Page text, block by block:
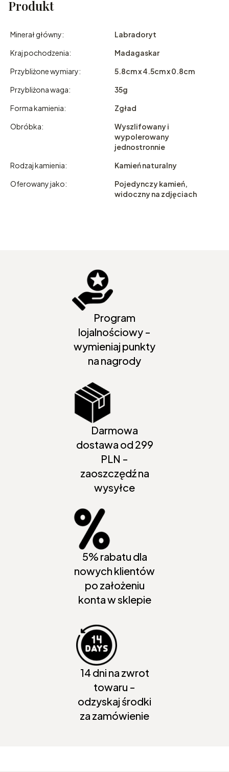
Produkt
Minerał główny:
Labradoryt
Kraj pochodzenia:
Madagaskar
Przybliżone wymiary:
5.8cm x 4.5cm x 0.8cm
Przybliżona waga:
35g
Forma kamienia:
Zgład
Obróbka:
Wyszlifowany i
wypolerowany
jednostronnie
Rodzaj kamienia:
Kamień naturalny
Oferowany jako:
Pojedynczy kamień,
widoczny na zdjęciach
Program
lojalnościowy -
wymieniaj punkty
na nagrody
Darmowa
dostawa od 299
PLN -
zaoszczędź na
wysyłce
5% rabatu dla
nowych klientów
po założeniu
konta w sklepie
14 dni na zwrot
towaru -
odzyskaj środki
za zamówienie